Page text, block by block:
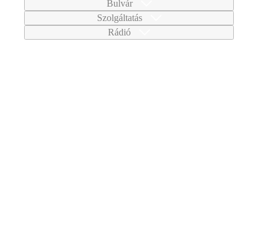
Bulvár
Szolgáltatás
Rádió